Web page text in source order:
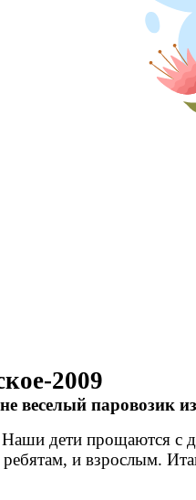
2009
паровозик из
дети прощаются с
и взрослым.